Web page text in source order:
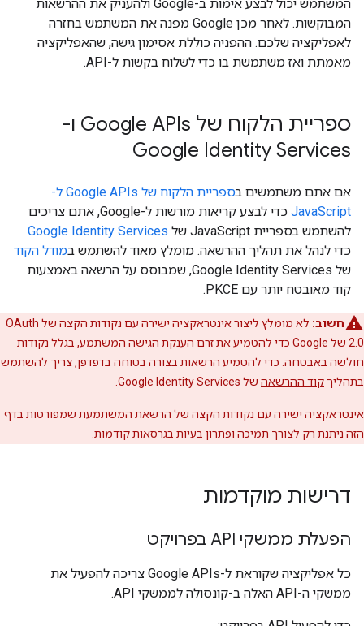
המשתמש יכול לבצע אימות ב-Google ולהעניק את ההרשאות
המבוקשות. לאחר מכן Google מפנה את המשתמש בחזרה
לאפליקציה שלכם. ההפניה כוללת אסימון גישה, שהאפליקציה
מאמתת ואז משתמשת בו כדי לשלוח בקשות ל-API.
ספריית הלקוח של Google APIs ו-
Google Identity Services
אם אתם משתמשים ב
ספריית הלקוח של Google APIs ל-
JavaScript
כדי לבצע קריאות מורשות ל-Google, אתם צריכים
להשתמש בספריית JavaScript של
Google Identity Services
כדי לנהל את תהליך ההרשאה. מומלץ מאוד להשתמש במודל הקוד
של Google Identity Services, שמבוסס על הרשאה באמצעות
קוד מאובטח יותר עם PKCE.
חשוב:
לא מומלץ ליצור אינטראקציה ישירה עם נקודות הקצה של OAuth
2.0 של Google כדי להטמיע את זרם הענקת הגישה המשתמע, בגלל נקודות
חולשה באבטחה. כדי להטמיע הרשאות בצורה בטוחה בדפדפן, צריך להשתמש
בתהליך קוד ההרשאה של Google Identity Services.
אינטראקציה ישירה עם נקודות הקצה של הרשאת המשתמעת שמפורטות בדף
הזה ניתנת רק לצורך תמיכה ופתרון בעיות בגרסאות קודמות.
דרישות מוקדמות
הפעלת ממשקי API בפרויקט
כל אפליקציה שקוראת ל-Google APIs צריכה להפעיל את
ממשקי ה-API האלה ב-קונסולה לממשקי API.